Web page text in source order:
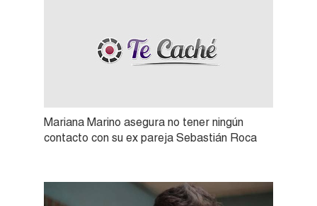
Mariana Marino asegura no tener ningún
contacto con su ex pareja Sebastián Roca